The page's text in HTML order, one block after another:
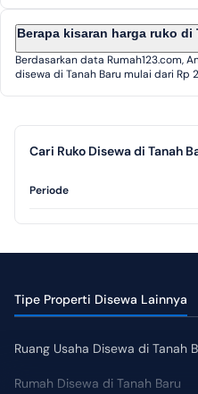
Berapa kisaran harga ruko di
Berdasarkan data Rumah123.com,
disewa di Tanah Baru mulai dari Rp
Cari Ruko Disewa di Tanah
Periode
Tipe Properti Disewa Lainnya
Ruang Usaha Disewa di Tanah
Rumah Disewa di Tanah Baru